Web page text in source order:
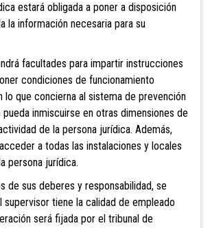
estará obligada a poner a disposición
la información necesaria para su
facultades para impartir instrucciones
condiciones de funcionamiento
lo que concierna al sistema de prevención
inmiscuirse en otras dimensiones de
de la persona jurídica. Además,
a todas las instalaciones y locales
persona jurídica.
sus deberes y responsabilidad, se
supervisor tiene la calidad de empleado
será fijada por el tribunal de